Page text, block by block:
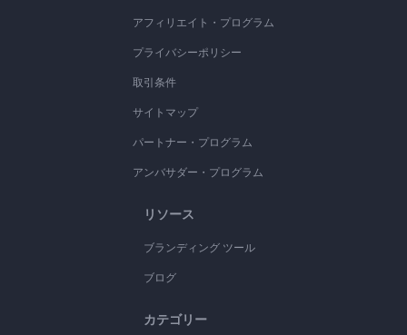
アフィリエイト・プログラム
プライバシーポリシー
取引条件
サイトマップ
パートナー・プログラム
アンバサダー・プログラム
リソース
ブランディング ツール
ブログ
カテゴリー